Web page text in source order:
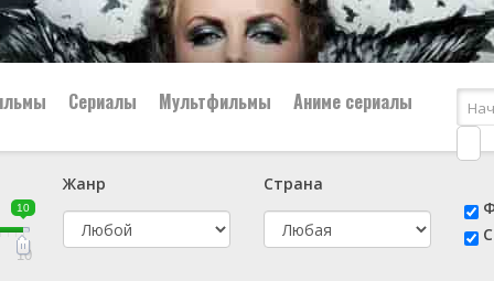
👨‍✈️ Военный
🕵️‍♂️ Детектив
Сериалы Мультфильмы Аниме сериалы
10
10
Жанр
Страна